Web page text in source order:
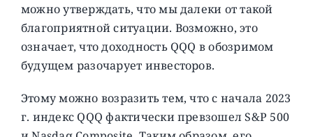
можно утверждать, что мы далеки от такой
благоприятной ситуации. Возможно, это
означает, что доходность QQQ в обозримом
будущем разочарует инвесторов.
Этому можно возразить тем, что с начала 2023
г. индекс QQQ фактически превзошел S&P 500